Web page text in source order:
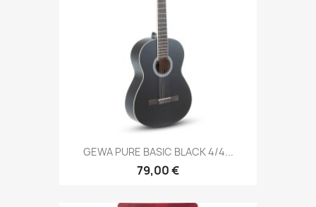
GEWA PURE BASIC BLACK 4/4...
79,00 €